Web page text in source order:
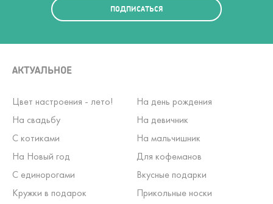
ПОДПИСАТЬСЯ
АКТУАЛЬНОЕ
Цвет настроения - лето!
На день рождения
На свадьбу
На девичник
С котиками
На мальчишник
На Новый год
Для кофеманов
С единорогами
Вкусные подарки
Кружки в подарок
Прикольные носки